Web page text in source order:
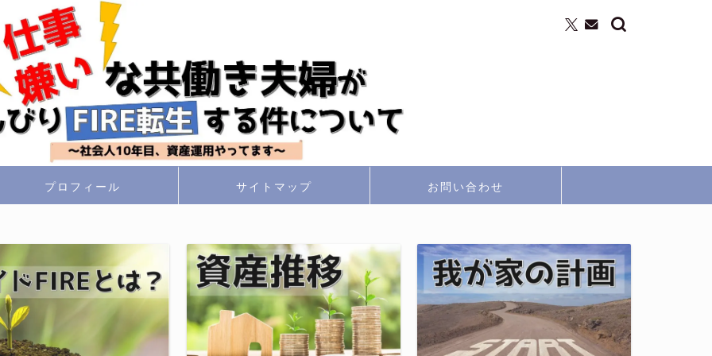
プロフィール サイトマップ お問い合わせ